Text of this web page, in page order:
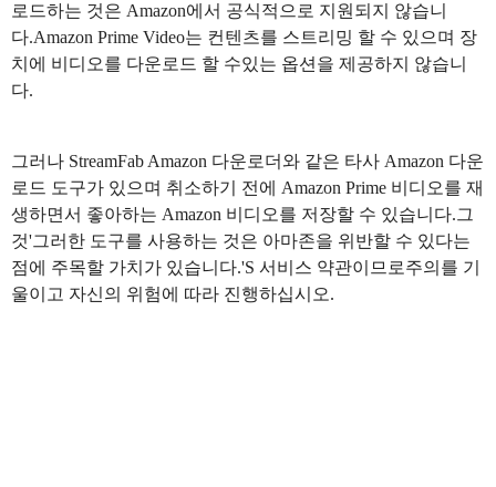
로드하는 것은 Amazon에서 공식적으로 지원되지 않습니
다.Amazon Prime Video는 컨텐츠를 스트리밍 할 수 있으며 장
치에 비디오를 다운로드 할 수있는 옵션을 제공하지 않습니
다.
그러나 StreamFab Amazon 다운로더와 같은 타사 Amazon 다운
로드 도구가 있으며 취소하기 전에 Amazon Prime 비디오를 재
생하면서 좋아하는 Amazon 비디오를 저장할 수 있습니다.그
것'그러한 도구를 사용하는 것은 아마존을 위반할 수 있다는
점에 주목할 가치가 있습니다.'S 서비스 약관이므로주의를 기
울이고 자신의 위험에 따라 진행하십시오.